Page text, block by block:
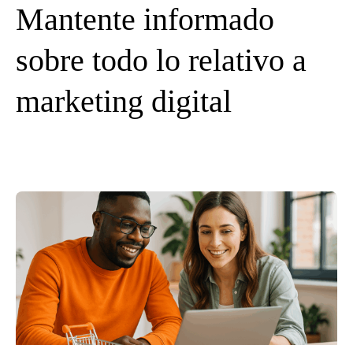
Mantente informado
sobre todo lo relativo a
marketing digital